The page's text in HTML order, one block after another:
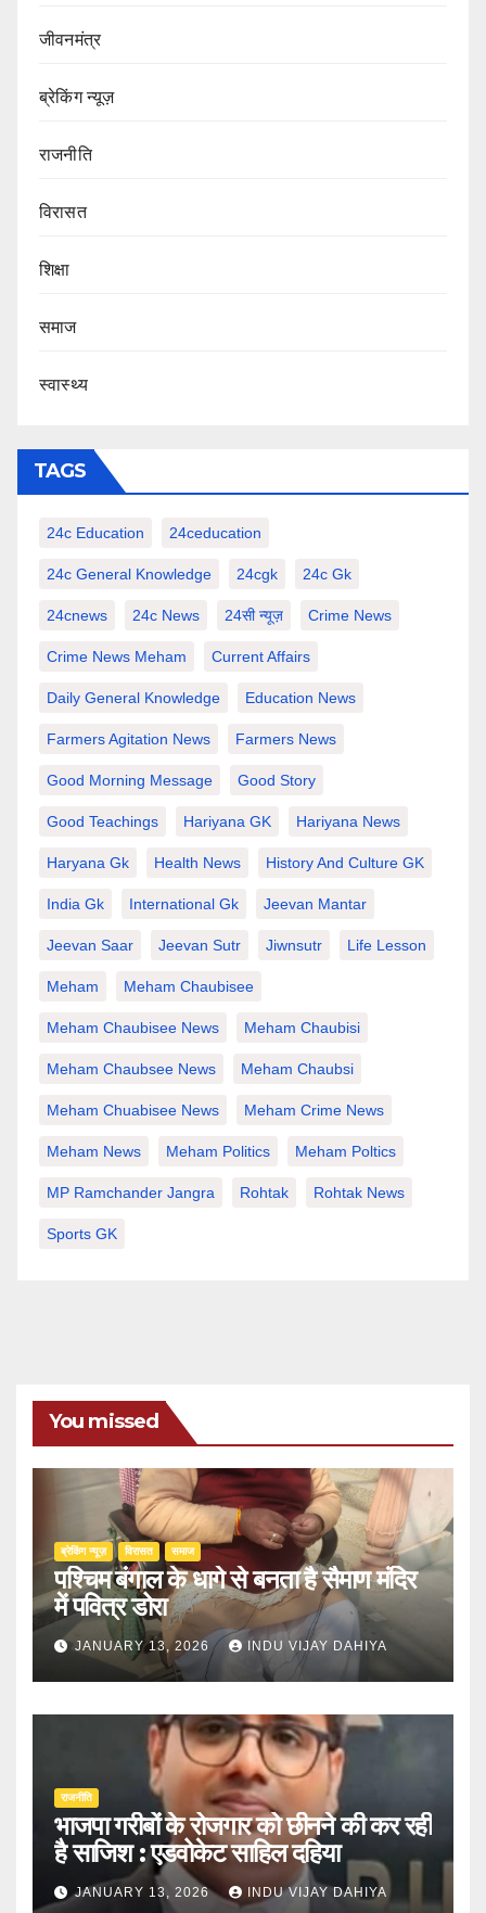
जीवनमंत्र
ब्रेकिंग न्यूज़
राजनीति
‍‍विरासत
शिक्षा
समाज
स्वास्थ्य
TAGS
24c Education 24ceducation
24c General Knowledge 24cgk 24c Gk
24cnews 24c News 24सी न्यूज़ Crime News
Crime News Meham Current Affairs
Daily General Knowledge Education News
Farmers Agitation News Farmers News
Good Morning Message Good Story
Good Teachings Hariyana GK Hariyana News
Haryana Gk Health News History And Culture GK
India Gk International Gk Jeevan Mantar
Jeevan Saar Jeevan Sutr Jiwnsutr Life Lesson
Meham Meham Chaubisee
Meham Chaubisee News Meham Chaubisi
Meham Chaubsee News Meham Chaubsi
Meham Chuabisee News Meham Crime News
Meham News Meham Politics Meham Poltics
MP Ramchander Jangra Rohtak Rohtak News
Sports GK
You missed
ब्रेकिंग न्यूज़ ‍‍विरासत समाज
पश्चिम बंगाल के धागे से बनता है सैमाण मंदिर
में पवित्र डोरा
JANUARY 13, 2026 INDU VIJAY DAHIYA
राजनीति
भाजपा गरीबों के रोजगार को छीनने की कर रही
है साजिश : एडवोकेट साहिल दहिया
JANUARY 13, 2026 INDU VIJAY DAHIYA